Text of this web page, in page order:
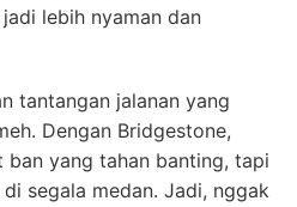
lebih nyaman dan
tantangan jalanan yang
Dengan Bridgestone,
ban yang tahan banting, tapi
segala medan. Jadi, nggak